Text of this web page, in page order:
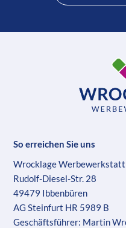
So erreichen Sie uns
Wrocklage Werbewerkstatt
Rudolf-Diesel-Str. 28
49479 Ibbenbüren
AG Steinfurt HR 5989 B
Geschäftsführer: Martin